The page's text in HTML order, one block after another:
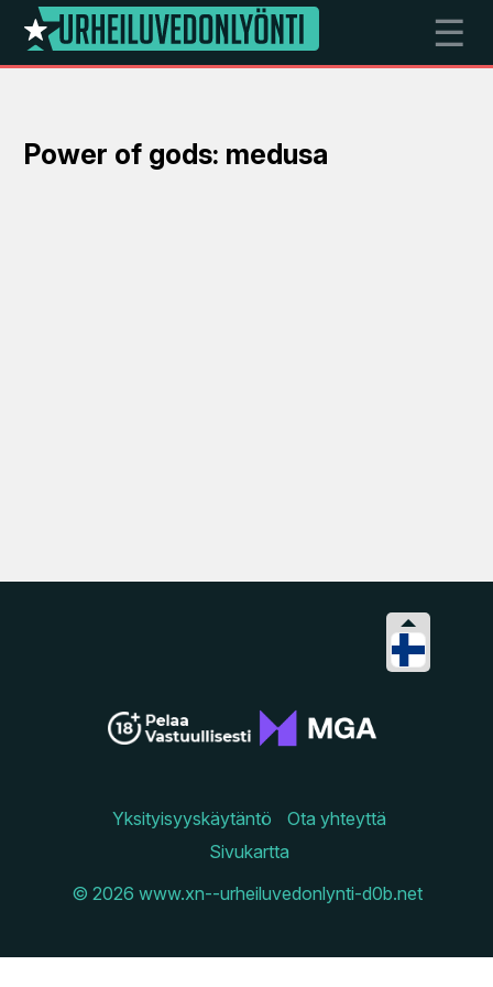
☰
Power of gods: medusa
© 2026 www.xn--urheiluvedonlynti-d0b.net
Yksityisyyskäytäntö
Ota yhteyttä
Sivukartta